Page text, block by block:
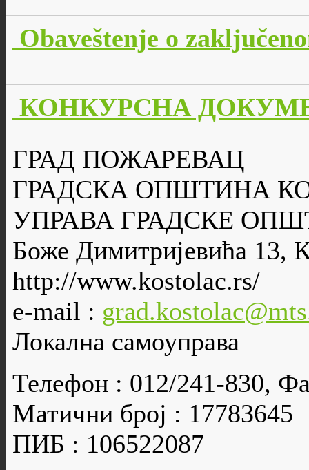
Obaveštenje o
КОНКУРСНА
ГРАД ПОЖАРЕВАЦ
ГРАДСКА ОПШТИНА
УПРАВА ГРАДСКЕ
Боже Димитријевића 13,
http://www.kostolac.rs/
e-mail :
Локална самоуправа
Телефон : 012/241-830,
Матични број : 17783645
ПИБ : 106522087